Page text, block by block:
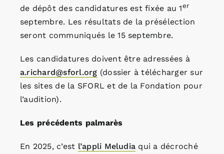
de dépôt des candidatures est fixée au 1er
septembre. Les résultats de la présélection
seront communiqués le 15 septembre.
Les candidatures doivent être adressées à
a.richard@sforl.org (dossier à télécharger sur
les sites de la SFORL et de la Fondation pour
l’audition).
Les précédents palmarès
En 2025, c’est l’appli Meludia qui a décroché